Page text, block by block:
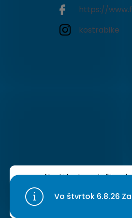
Aby ti tento web šliapal
cookies. 🍪 Tvojou
nájdeš tu].
Vo štvrtok 6.8.26
https://
kostrabike